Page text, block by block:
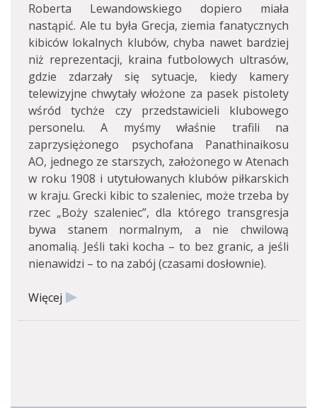
Roberta Lewandowskiego dopiero miała
nastąpić. Ale tu była Grecja, ziemia fanatycznych
kibiców lokalnych klubów, chyba nawet bardziej
niż reprezentacji, kraina futbolowych ultrasów,
gdzie zdarzały się sytuacje, kiedy kamery
telewizyjne chwytały włożone za pasek pistolety
wśród tychże czy przedstawicieli klubowego
personelu. A myśmy właśnie trafili na
zaprzysiężonego psychofana Panathinaikosu
AO, jednego ze starszych, założonego w Atenach
w roku 1908 i utytułowanych klubów piłkarskich
w kraju. Grecki kibic to szaleniec, może trzeba by
rzec „Boży szaleniec”, dla którego transgresja
bywa stanem normalnym, a nie chwilową
anomalią. Jeśli taki kocha – to bez granic, a jeśli
nienawidzi – to na zabój (czasami dosłownie).
Więcej